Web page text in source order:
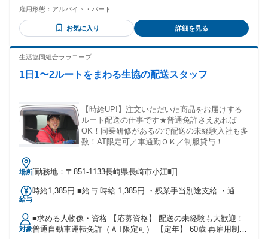
制服あり ・正社員登用あり ・資格支援制度あり ・勤続6か月
役職員共済制度あり（加入者には月300円の補助あり） ■交通
費 規定支給 ・片道1.5ｋｍ以上35Ｋｍの方（当生協規定によ
り往復分の交通費支給） ・駐車場完備（無料） ・公共交通機
関利用者も規定により通勤手当支給
雇用形態： アルバイト・パート
お気に入り 詳細を見る
生活協同組合ララコープ
1日1〜2ルートをまわる生協の配送スタッフ
【時給UP!】注文いただいた商品をお届けする
ルート配送の仕事です★普通免許さえあれば
OK！同乗研修があるので配送の未経験入社も多
数！AT限定可／車通勤ＯＫ／制服貸与！
場所[勤務地：〒851-1133長崎県長崎市小江町]
給与
時給1,385円 ■給与 時給 1,385円 ・残業手当別途支給 ・通勤
手当：時給＋50円 ・年末手当：時給＋50円（12/30） ：時給
＋100円（12/31） ・年始手当（1/1・2・3）：時給＋500円
【福利厚生】 ・昇給あり（規定による） ・社会保険完備 ・
対象
■求める人物像・資格 【応募資格】 配送の未経験も大歓迎！
普通自動車運転免許（ＡT限定可） 【定年】 60歳 再雇用制度